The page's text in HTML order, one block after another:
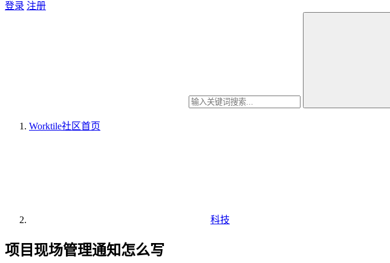
登录 注册
Worktile社区首页
科技
项目现场管理通知怎么写